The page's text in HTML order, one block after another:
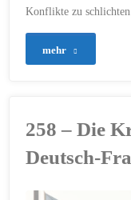
Konflikte zu schlichten.
mehr
258 – Die
Deutsch-